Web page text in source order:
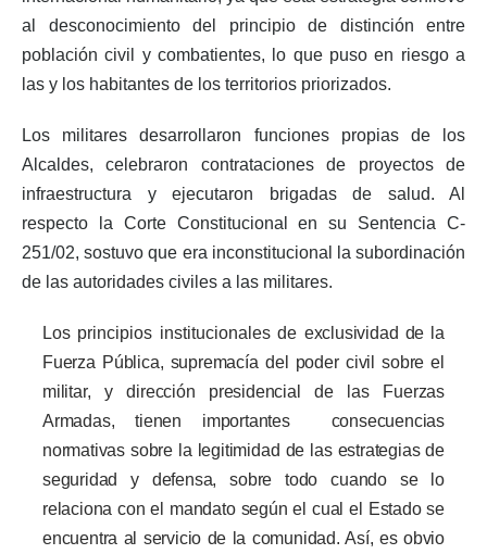
al desconocimiento del principio de distinción entre
población civil y combatientes, lo que puso en riesgo a
las y los habitantes de los territorios priorizados.
Los militares desarrollaron funciones propias de los
Alcaldes, celebraron contrataciones de proyectos de
infraestructura y ejecutaron brigadas de salud. Al
respecto la Corte Constitucional en su Sentencia C-
251/02, sostuvo que era inconstitucional la subordinación
de las autoridades civiles a las militares.
Los principios institucionales de exclusividad de la
Fuerza Pública, supremacía del poder civil sobre el
militar, y dirección presidencial de las Fuerzas
Armadas, tienen importantes consecuencias
normativas sobre la legitimidad de las estrategias de
seguridad y defensa, sobre todo cuando se lo
relaciona con el mandato según el cual el Estado se
encuentra al servicio de la comunidad. Así, es obvio